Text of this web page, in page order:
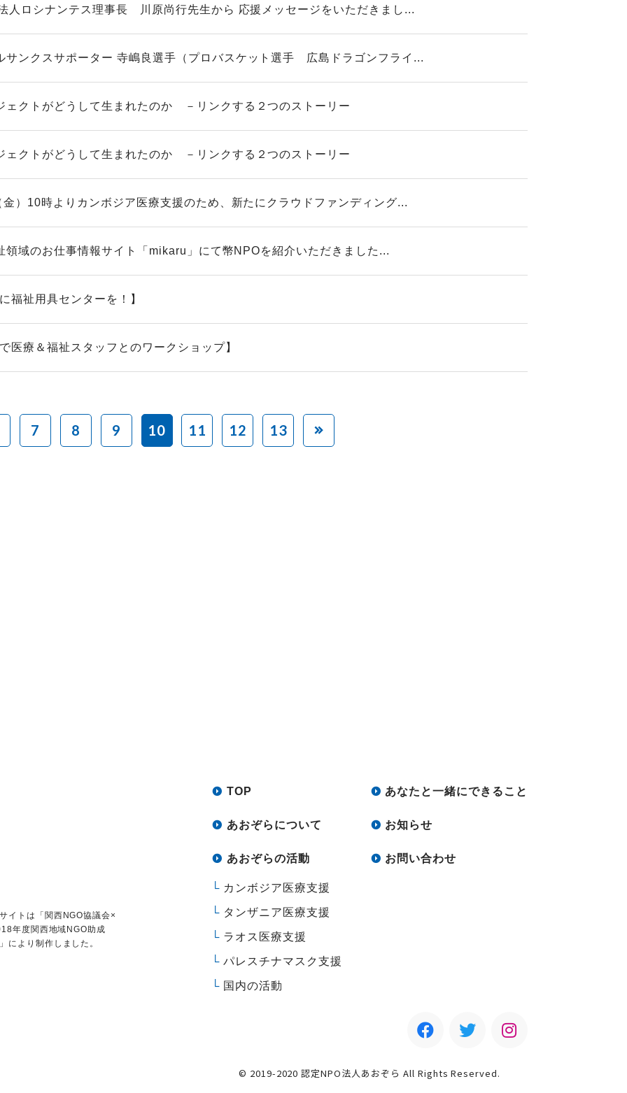
人ロシナンテス理事長 川原尚行先生から 応援メッセージをいただきまし...
サンクスサポーター 寺嶋良選手（プロバスケット選手 広島ドラゴンフライ...
ェクトがどうして生まれたのか －リンクする２つのストーリー
ェクトがどうして生まれたのか －リンクする２つのストーリー
）10時よりカンボジア医療支援のため、新たにクラウドファンディング...
領域のお仕事情報サイト「mikaru」にて幣NPOを紹介いただきました...
福祉用具センターを！】
医療＆福祉スタッフとのワークショップ】
7 8 9 10 11 12 13
イトは
「関西NGO協議会×
年度関西地域NGO助成
により制作しました。
TOP
あおぞらについて
あおぞらの活動
カンボジア医療支援
タンザニア医療支援
ラオス医療支援
パレスチナマスク支援
国内の活動
あなたと一緒にできること
お知らせ
お問い合わせ
© 2019-2020 認定NPO法人あおぞら All Rights Reserved.